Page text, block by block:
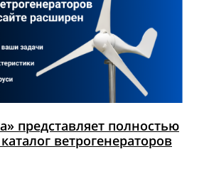
представляет полностью
ветрогенераторов